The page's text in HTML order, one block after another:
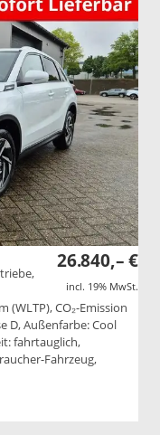
26.840,– €
incl. 19% MwSt.
CO₂-Emission
D, Außenfarbe: Cool
fahrtauglich,
Fahrzeug,